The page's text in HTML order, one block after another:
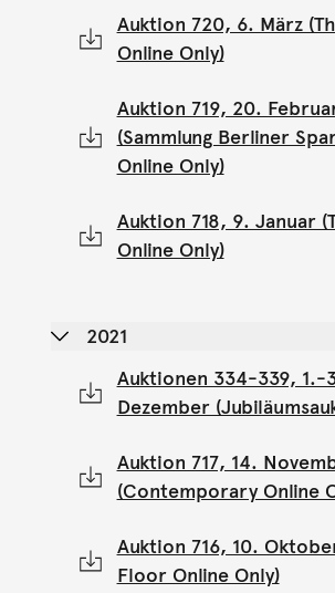
Auktion 720, 6. März
Online Only)
Auktion 719, 20.
(Sammlung Berliner
Online Only)
Auktion 718, 9. Januar
Online Only)
2021
Auktionen 334-339, 1.-
Dezember
Auktion 717, 14.
(Contemporary Online
Auktion 716, 10.
Floor Online Only)